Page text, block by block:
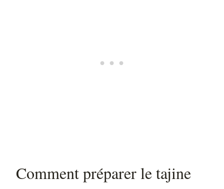
Comment préparer le tajine